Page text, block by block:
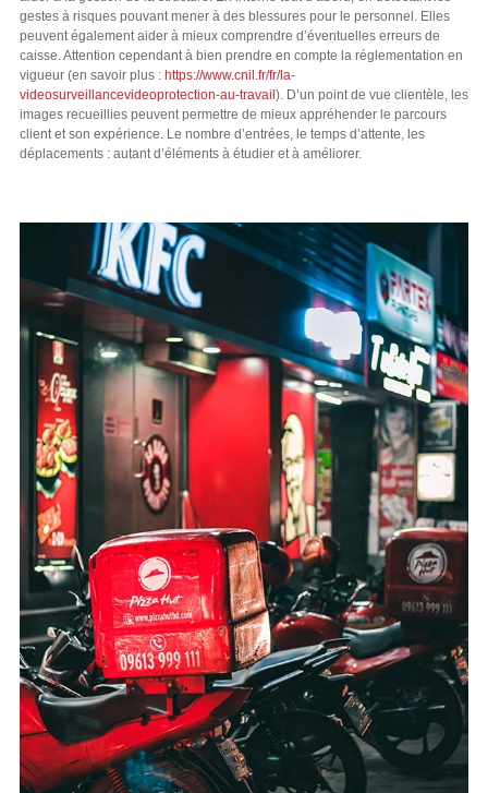
gestes à risques pouvant mener à des blessures pour le personnel. Elles
peuvent également aider à mieux comprendre d’éventuelles erreurs de
caisse. Attention cependant à bien prendre en compte la réglementation en
vigueur (en savoir plus : https://www.cnil.fr/fr/la-
videosurveillancevideoprotection-au-travail ). D’un point de vue clientèle, les
images recueillies peuvent permettre de mieux appréhender le parcours
client et son expérience. Le nombre d’entrées, le temps d’attente, les
déplacements : autant d’éléments à étudier et à améliorer.